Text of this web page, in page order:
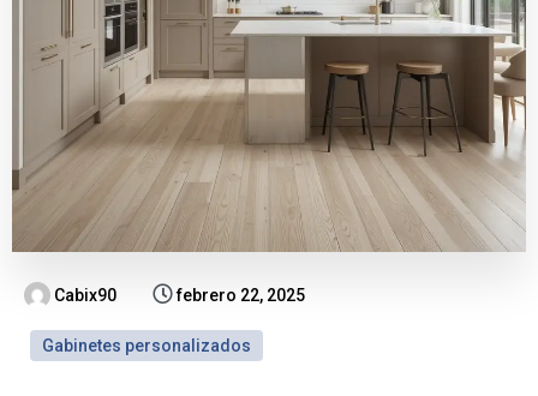
Cabix90 febrero 22, 2025
Gabinetes personalizados